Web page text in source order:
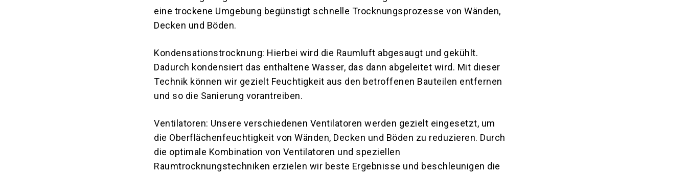
eine trockene Umgebung begünstigt schnelle Trocknungsprozesse von Wänden,
Decken und Böden.
Kondensationstrocknung: Hierbei wird die Raumluft abgesaugt und gekühlt.
Dadurch kondensiert das enthaltene Wasser, das dann abgeleitet wird. Mit dieser
Technik können wir gezielt Feuchtigkeit aus den betroffenen Bauteilen entfernen
und so die Sanierung vorantreiben.
Ventilatoren: Unsere verschiedenen Ventilatoren werden gezielt eingesetzt, um
die Oberflächenfeuchtigkeit von Wänden, Decken und Böden zu reduzieren. Durch
die optimale Kombination von Ventilatoren und speziellen
Raumtrocknungstechniken erzielen wir beste Ergebnisse und beschleunigen die